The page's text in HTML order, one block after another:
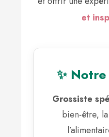
et
✨
Grossiste
bien-être,